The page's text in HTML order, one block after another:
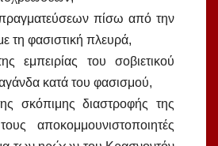
πίσω από την
τη φασιστική πλευρά,
εμπειρίας του σοβιετικού
κατά του φασισμού,
σκόπιμης διαστροφής της
αποκομμουνιστοποιητές